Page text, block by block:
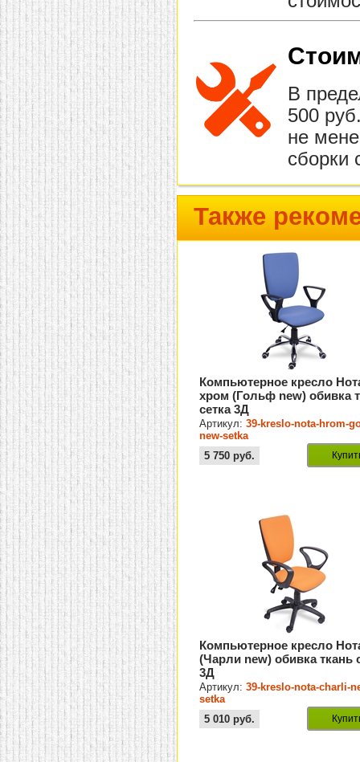
В
500
не
сборки
Также
Компьютерное кресло
хром (Гольф new) обивка
сетка 3Д
Артикул:39-kreslo-nota-hrom-
new-setka
5 750 руб.
Компьютерное кресло
(Чарли new) обивка ткань
3Д
Артикул:39-kreslo-nota-charli-
setka
5 010 руб.